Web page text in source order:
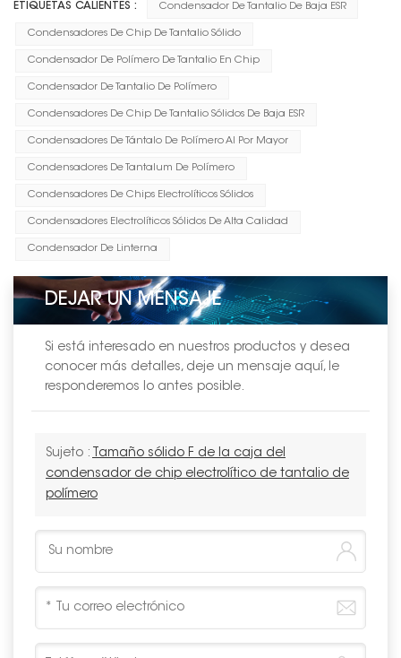
ETIQUETAS CALIENTES : Condensador De Tantalio De Baja ESR
Condensadores De Chip De Tantalio Sólido
Condensador De Polímero De Tantalio En Chip
Condensador De Tantalio De Polímero
Condensadores De Chip De Tantalio Sólidos De Baja ESR
Condensadores De Tántalo De Polímero Al Por Mayor
Condensadores De Tantalum De Polímero
Condensadores De Chips Electrolíticos Sólidos
Condensadores Electrolíticos Sólidos De Alta Calidad
Condensador De Linterna
DEJAR UN MENSAJE
Si está interesado en nuestros productos y desea
conocer más detalles, deje un mensaje aquí, le
responderemos lo antes posible.
Sujeto : Tamaño sólido F de la caja del
condensador de chip electrolítico de tantalio de
polímero